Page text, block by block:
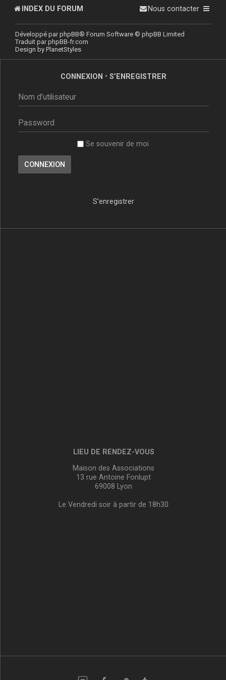
INDEX DU FORUM Nous contacter
Développé parphpBB® Forum Software © phpBB Limited
Traduit parphpBB-fr.com
Design by PlanetStyles
CONNEXION • S’ENREGISTRER
Se souvenir de moi
S’enregistrer
LIEU DE RENDEZ-VOUS
Maison des Associations
13 rue Antoine Fonlupt
69008 Lyon
Le Vendredi soir à partir de 18h30